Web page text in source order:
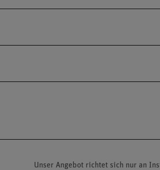
Unser Angebot richtet sich nur an